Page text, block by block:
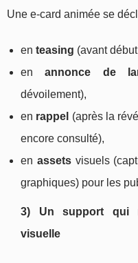
Une e-card animée se
en teasing (avant
enannonce de
dévoilement),
en rappel (après la
encore consulté),
en assetsvisuels
graphiques) pour les
3) Un support qui
visuelle